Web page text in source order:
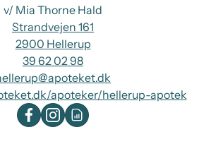
v/ Mia Thorne Hald
Strandvejen 161
2900 Hellerup
39 62 02 98
apoteker/hellerup-apotek